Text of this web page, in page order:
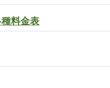
料金表